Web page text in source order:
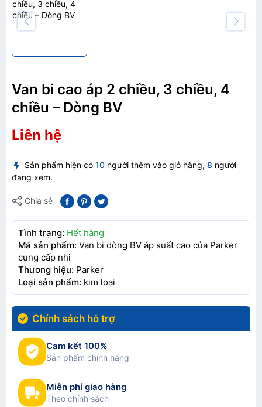
Van bi cao áp 2 chiều, 3 chiều, 4
chiều – Dòng BV
Liên hệ
Sản phẩm hiện có 10 người thêm vào giỏ hàng, 8 người
đang xem.
Chia sẻ
Tình trạng: Hết hàng
Mã sản phẩm: Van bi dòng BV áp suất cao của Parker
cung cấp nhi
Thương hiệu: Parker
Loại sản phẩm: kim loại
Chính sách hỗ trợ
Cam kết 100%
Sản phẩm chính hãng
Miễn phí giao hàng
Theo chính sách